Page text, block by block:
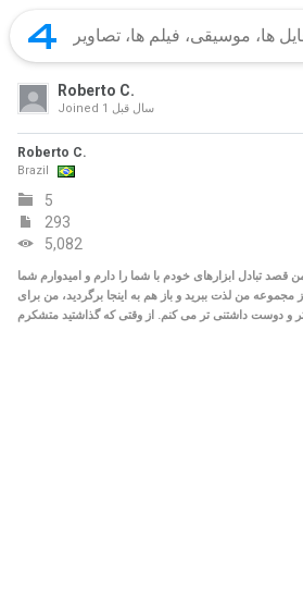
Roberto C.
Joined 1 سال‌ قبل
Roberto C.
Brazil
5
293
5,082
تبادل ابزارهای خودم با شما را دارم و امیدوارم شما
مجموعه من لذت ببرید و باز هم به اینجا برگردید، من برای